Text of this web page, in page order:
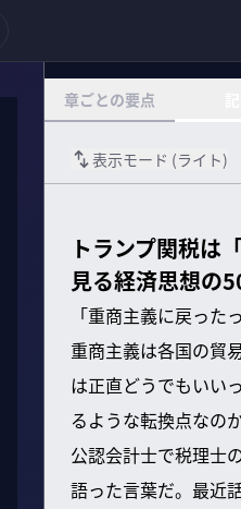
章ごとの要点
表示モード (ライト)
トランプ関税は
見る経済思想の
「重商主義に戻った
重商主義は各国の貿
は正直どうでもいい
るような転換点なの
公認会計士で税理士
語った言葉だ。最近